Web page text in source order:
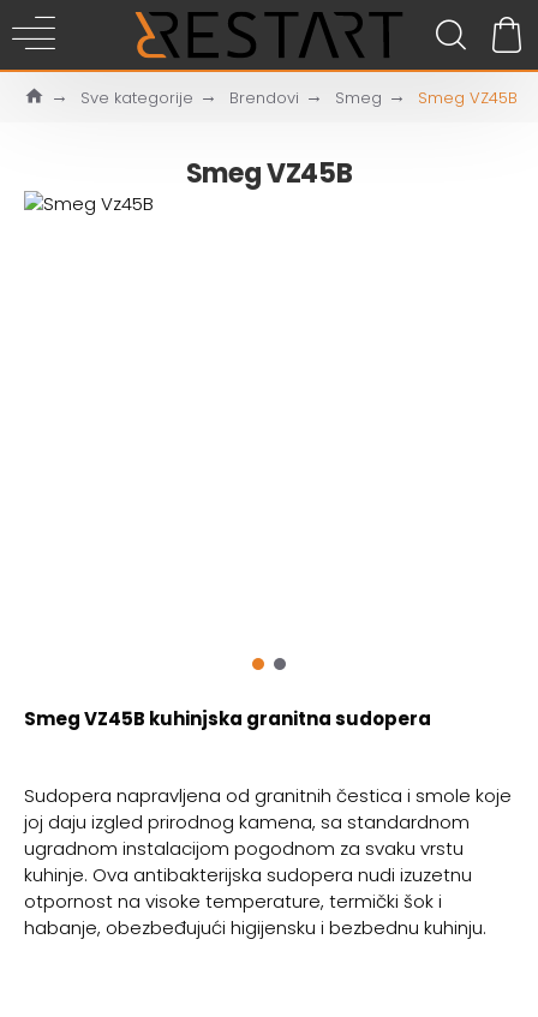
Sve kategorije Brendovi Smeg Smeg VZ45B
Smeg VZ45B
Smeg VZ45B kuhinjska granitna sudopera
Sudopera napravljena od granitnih čestica i smole koje
joj daju izgled prirodnog kamena, sa standardnom
ugradnom instalacijom pogodnom za svaku vrstu
kuhinje. Ova antibakterijska sudopera nudi izuzetnu
otpornost na visoke temperature, termički šok i
habanje, obezbeđujući higijensku i bezbednu kuhinju.